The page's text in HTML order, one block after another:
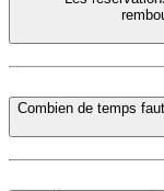
Combien de temps